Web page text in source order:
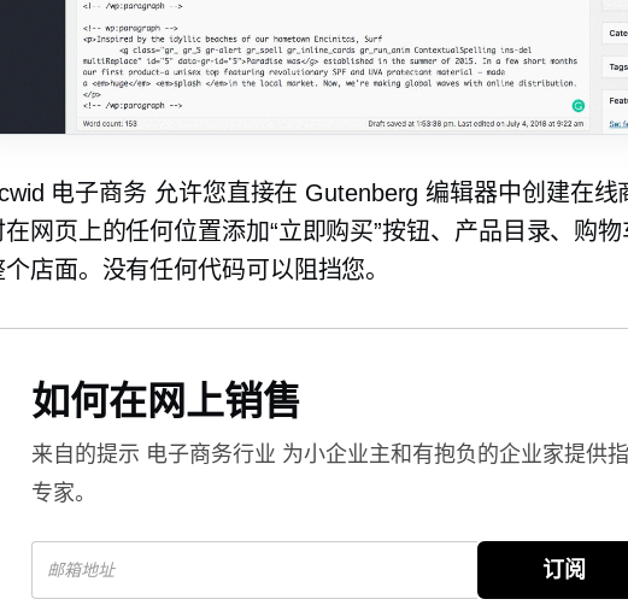
电子商务 允许您直接在 Gutenberg 编辑器中创建在线
在网页上的任何位置添加“立即购买”按钮、产品目录、购
个店面。没有任何代码可以阻挡您。
如何在网上销售
来自的提示 电子商务行业 为小企业主和有抱负的企业家提供
专家。
订阅